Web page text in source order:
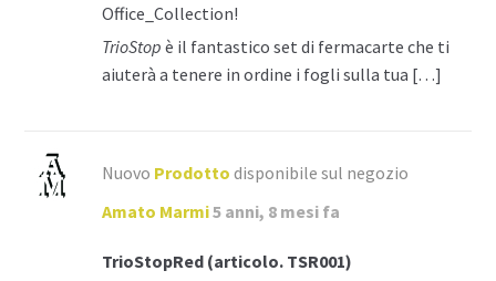
Office_Collection!
TrioStop è il fantastico set di fermacarte che ti
aiuterà a tenere in ordine i fogli sulla tua […]
Nuovo Prodotto disponibile sul negozio
Amato Marmi5 anni, 8 mesi fa
TrioStopRed (articolo. TSR001)